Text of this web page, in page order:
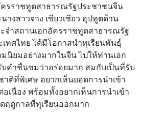
รราชทูตสาธารณรัฐประชาชนจีน
างสาวจาง เซียวเซียว อุปทูตด้าน
จำสถานเอกอัครราชทูตสาธารณรัฐ
ทศไทย ได้มีโอกาสนำทุเรียนพันธุ์
นิยมอย่างมากในจีน ไปให้ท่านเอก
คำชื่นชมว่าอร่อยมาก สมกับเป็นที่รับ
ติที่พิเศษ อยากเห็นยอดการนำเข้า
อเนื่อง พร้อมทั้งอยากเห็นการนำเข้า
ฤดูกาลที่ทุเรียนออกมาก